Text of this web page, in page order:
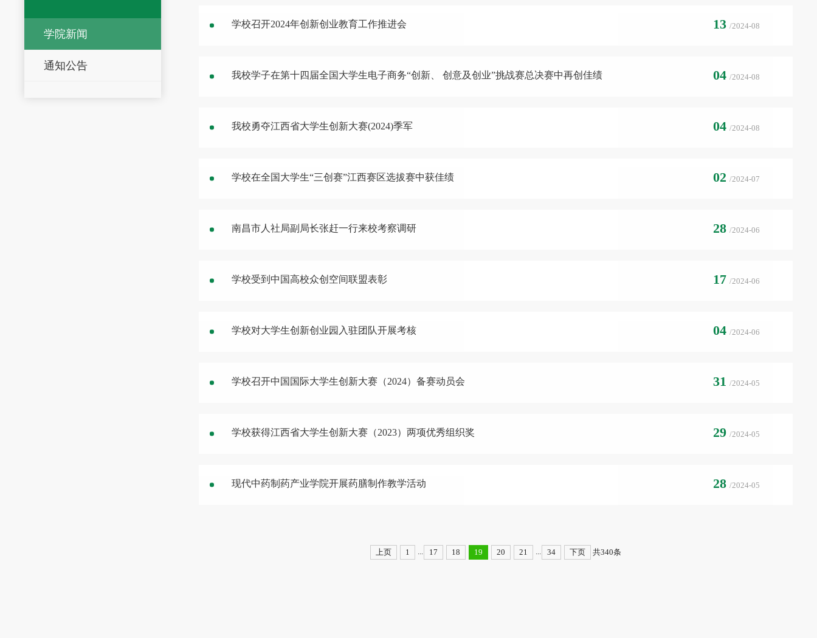
学院新闻
通知公告
学校召开2024年创新创业教育工作推进会 13 /2024-08
我校学子在第十四届全国大学生电子商务“创新、 创意及创业”挑战赛总决赛中再创佳绩 04 /2024-08
我校勇夺江西省大学生创新大赛(2024)季军 04 /2024-08
学校在全国大学生“三创赛”江西赛区选拔赛中获佳绩 02 /2024-07
南昌市人社局副局长张赶一行来校考察调研 28 /2024-06
学校受到中国高校众创空间联盟表彰 17 /2024-06
学校对大学生创新创业园入驻团队开展考核 04 /2024-06
学校召开中国国际大学生创新大赛（2024）备赛动员会 31 /2024-05
学校获得江西省大学生创新大赛（2023）两项优秀组织奖 29 /2024-05
现代中药制药产业学院开展药膳制作教学活动 28 /2024-05
上页 1 17 18 19 20 21 34 下页 共340条